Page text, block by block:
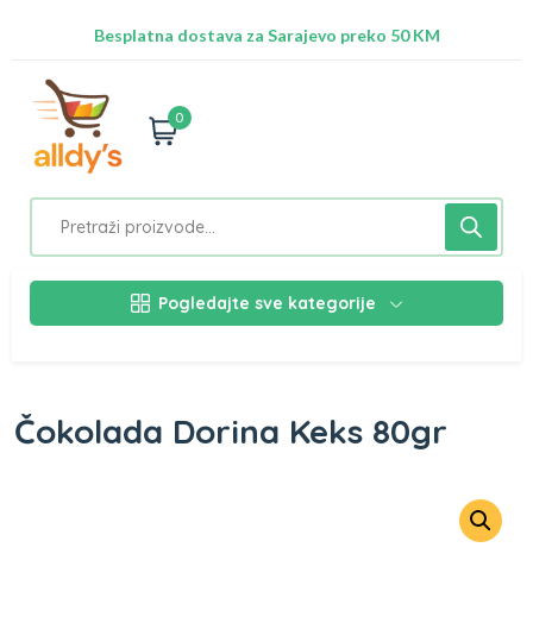
Besplatna dostava za Sarajevo preko 50 KM
0
Pogledajte sve kategorije
Čokolada Dorina Keks 80gr